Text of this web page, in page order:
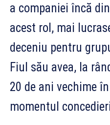
a companiei încă
acest rol, mai
deceniu pentru
Fiul său avea, la
20 de ani vechime
momentul